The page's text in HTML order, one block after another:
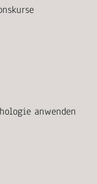
anwenden